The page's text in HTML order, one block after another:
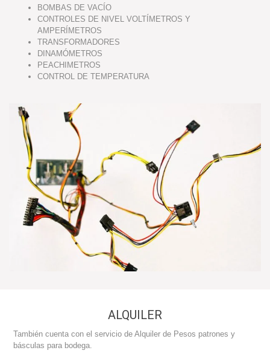
BOMBAS DE VACÍO
CONTROLES DE NIVEL VOLTÍMETROS Y
AMPERÍMETROS
TRANSFORMADORES
DINAMÓMETROS
PEACHIMETROS
CONTROL DE TEMPERATURA
ALQUILER
También cuenta con el servicio de Alquiler de Pesos patrones y
básculas para bodega.